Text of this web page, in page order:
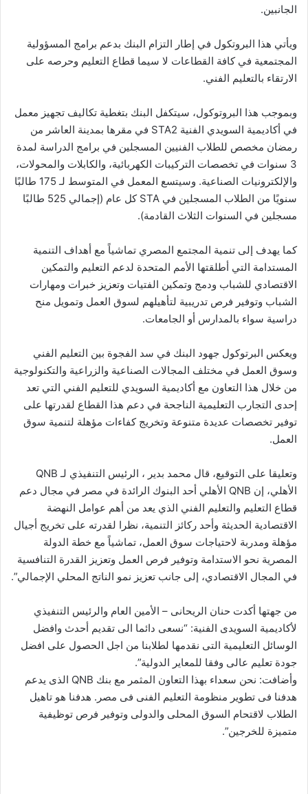
الجانبين.
ويأتي هذا البروتكول في إطار التزام البنك بدعم برامج المسؤولية
المجتمعية في كافة القطاعات لا سيما قطاع التعليم وحرصه على
الارتقاء بالتعليم الفني.
وبموجب هذا البروتوكول، سيتكفل البنك بتغطية تكاليف تجهيز معمل
في أكاديمية السويدي الفنية STA2 في مقرها بمدينة العاشر من
رمضان مخصص للطلاب الفنيين المسجلين في برامج الدراسة لمدة
3 سنوات في تخصصات التركيبات الكهربائية، والكابلات والمحولات،
والإلكترونيات الصناعية. وسيتسع المعمل في المتوسط لـ 175 طالبًا
سنويًا من الطلاب المسجلين في STA كل عام (إجمالي 525 طالبًا
مسجلين في السنوات الثلاث القادمة).
كما يهدف إلى تنمية المجتمع المصري تماشياً مع أهداف التنمية
المستدامة التي أطلقتها الأمم المتحدة لدعم التعليم والتمكين
الاقتصادي للشباب ودمج وتمكين الفتيات وتعزيز خبرات ومهارات
الشباب وتوفير فرص تدريبية لتأهيلهم لسوق العمل وتمويل منح
دراسية سواء بالمدارس أو الجامعات.
ويعكس البرتوكول جهود البنك في سد الفجوة بين التعليم الفني
وسوق العمل في مختلف المجالات الصناعية والزراعية والتكنولوجية
من خلال هذا التعاون مع أكاديمية السويدي للتعليم الفني التي تعد
إحدى التجارب التعليمية الناجحة في دعم هذا القطاع لقدرتها على
توفير تخصصات عديدة متنوعة وتخريج كفاءات مؤهلة لتنمية سوق
العمل.
وتعليقا على التوقيع، قال محمد بدير ، الرئيس التنفيذي لـ QNB
الأهلي، إن QNB الأهلي أحد البنوك الرائدة في مصر في مجال دعم
قطاع التعليم والتعليم الفني الذي يعد من أهم عوامل النهضة
الاقتصادية الحديثة وأحد ركائز التنمية، نظرا لقدرته على تخريج أجيال
مؤهلة ومدربة لاحتياجات سوق العمل، تماشياً مع خطة الدولة
المصرية نحو الاستدامة وتوفير فرص العمل وتعزيز القدرة التنافسية
في المجال الاقتصادي، إلى جانب تعزيز نمو الناتج المحلي الإجمالي”.
من جهتها أكدت حنان الريحانى – الأمين العام والرئيس التنفيذي
لأكاديمية السويدى الفنية: “نسعى دائما الى تقديم أحدث وافضل
الوسائل التعليمية التى نقدمها لطلابنا من اجل الحصول على افضل
جودة تعليم عالى وفقا للمعاير الدولية”.
وأضافت: نحن سعداء بهذا التعاون المثمر مع بنك QNB الذى يدعم
هدفنا فى تطوير منظومة التعليم الفنى فى مصر. هدفنا هو تاهيل
الطلاب لاقتحام السوق المحلى والدولى وتوفير فرص توظيفية
متميزة للخرجين”.